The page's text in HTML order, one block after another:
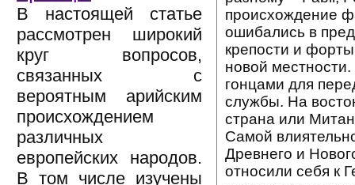
В настоящей статье
рассмотрен широкий
круг вопросов,
связанных с
вероятным арийским
происхождением
различных
европейских народов.
В том числе изучены
происхождение
ошибались в
крепости и
новой
гонцами для
службы. На
страна или
Самой
Древнего и
относили себя к